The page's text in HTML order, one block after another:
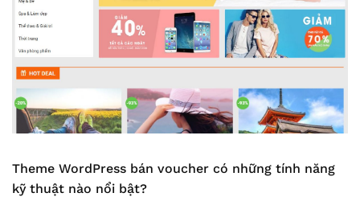
Theme WordPress bán voucher có những tính năng
kỹ thuật nào nổi bật?